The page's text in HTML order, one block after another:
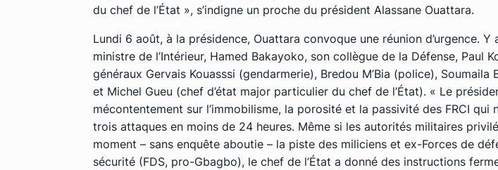
du chef de l’État », s’indigne un proche du président Alassane Ouattara.
Lundi 6 août, à la présidence, Ouattara convoque une réunion d’urgence. Y
ministre de l’Intérieur, Hamed Bakayoko, son collègue de la Défense, Paul
généraux Gervais Kouasssi (gendarmerie), Bredou M’Bia (police), Soumaila
et Michel Gueu (chef d’état major particulier du chef de l’État). « Le
mécontentement sur l’immobilisme, la porosité et la passivité des FRCI qui
trois attaques en moins de 24 heures. Même si les autorités militaires
moment – sans enquête aboutie – la piste des miliciens et ex-Forces de
sécurité (FDS, pro-Gbagbo), le chef de l’État a donné des instructions